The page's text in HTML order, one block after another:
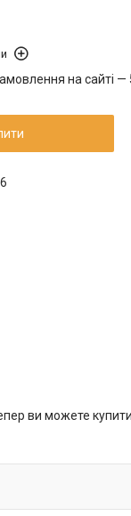
на сайті —
ви можете